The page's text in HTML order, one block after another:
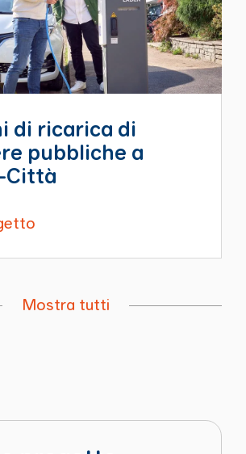
di ricarica di
pubbliche a
Città
Mostra tutti